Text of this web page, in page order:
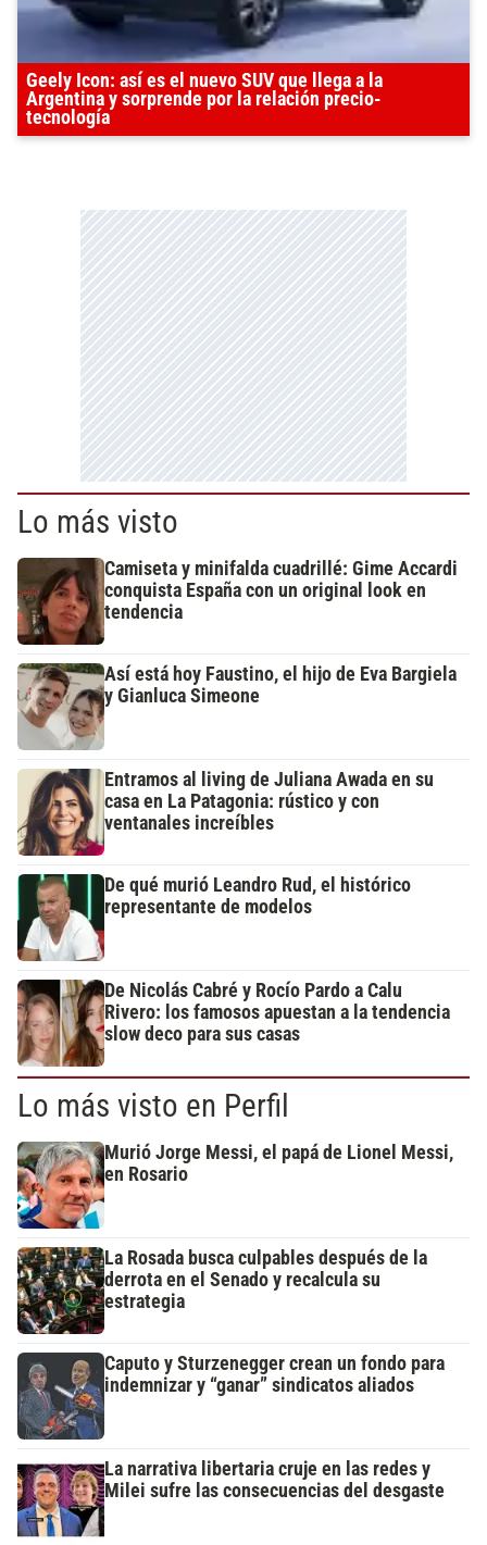
Geely Icon: así es el nuevo SUV que llega a la
Argentina y sorprende por la relación precio-
tecnología
Lo más visto
Camiseta y minifalda cuadrillé: Gime Accardi
conquista España con un original look en
tendencia
Así está hoy Faustino, el hijo de Eva Bargiela
y Gianluca Simeone
Entramos al living de Juliana Awada en su
casa en La Patagonia: rústico y con
ventanales increíbles
De qué murió Leandro Rud, el histórico
representante de modelos
De Nicolás Cabré y Rocío Pardo a Calu
Rivero: los famosos apuestan a la tendencia
slow deco para sus casas
Lo más visto en Perfil
Murió Jorge Messi, el papá de Lionel Messi,
en Rosario
La Rosada busca culpables después de la
derrota en el Senado y recalcula su
estrategia
Caputo y Sturzenegger crean un fondo para
indemnizar y “ganar” sindicatos aliados
La narrativa libertaria cruje en las redes y
Milei sufre las consecuencias del desgaste